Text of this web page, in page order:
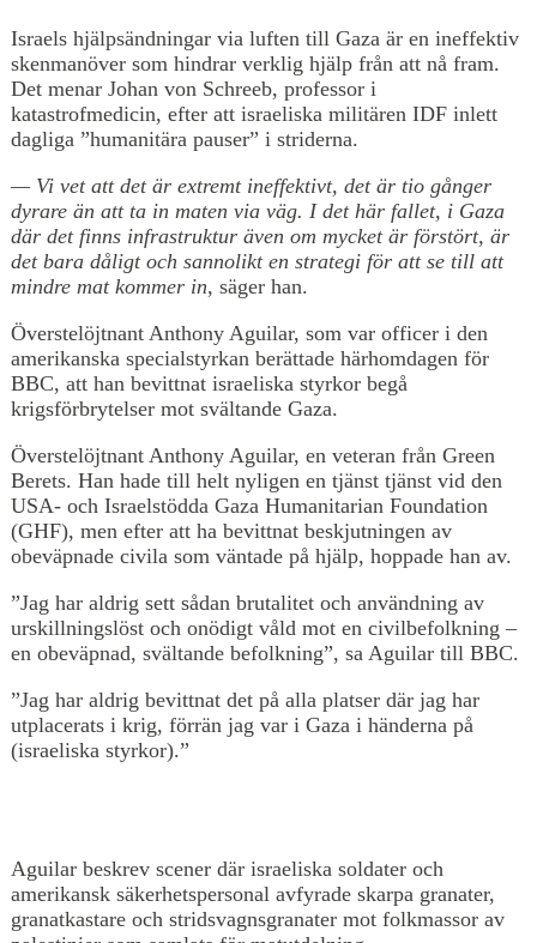
Israels hjälpsändningar via luften till Gaza är en ineffektiv
skenmanöver som hindrar verklig hjälp från att nå fram.
Det menar Johan von Schreeb, professor i
katastrofmedicin, efter att israeliska militären IDF inlett
dagliga ”humanitära pauser” i striderna.
— Vi vet att det är extremt ineffektivt, det är tio gånger
dyrare än att ta in maten via väg. I det här fallet, i Gaza
där det finns infrastruktur även om mycket är förstört, är
det bara dåligt och sannolikt en strategi för att se till att
mindre mat kommer in, säger han.
Överstelöjtnant Anthony Aguilar, som var officer i den
amerikanska specialstyrkan berättade härhomdagen för
BBC, att han bevittnat israeliska styrkor begå
krigsförbrytelser mot svältande Gaza.
Överstelöjtnant Anthony Aguilar, en veteran från Green
Berets. Han hade till helt nyligen en tjänst tjänst vid den
USA- och Israelstödda Gaza Humanitarian Foundation
(GHF), men efter att ha bevittnat beskjutningen av
obeväpnade civila som väntade på hjälp, hoppade han av.
”Jag har aldrig sett sådan brutalitet och användning av
urskillningslöst och onödigt våld mot en civilbefolkning –
en obeväpnad, svältande befolkning”, sa Aguilar till BBC.
”Jag har aldrig bevittnat det på alla platser där jag har
utplacerats i krig, förrän jag var i Gaza i händerna på
(israeliska styrkor).”
Aguilar beskrev scener där israeliska soldater och
amerikansk säkerhetspersonal avfyrade skarpa granater,
granatkastare och stridsvagnsgranater mot folkmassor av